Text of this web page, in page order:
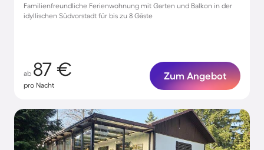
Familienfreundliche Ferienwohnung mit Garten und Balkon in der
idyllischen Südvorstadt für bis zu 8 Gäste
ab 87 €
pro Nacht
Zum Angebot